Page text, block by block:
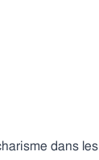
dans les